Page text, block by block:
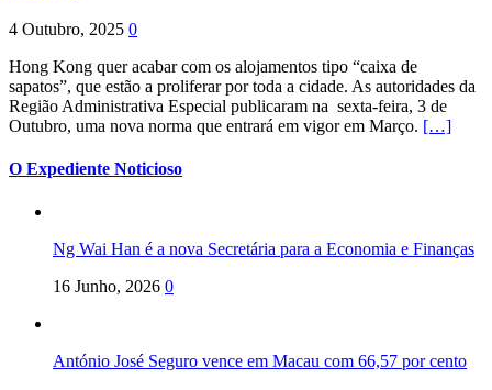
4 Outubro, 2025 0
Hong Kong quer acabar com os alojamentos tipo “caixa de
sapatos”, que estão a proliferar por toda a cidade. As autoridades da
Região Administrativa Especial publicaram na sexta-feira, 3 de
Outubro, uma nova norma que entrará em vigor em Março. […]
O Expediente Noticioso
Ng Wai Han é a nova Secretária para a Economia e Finanças
16 Junho, 2026 0
António José Seguro vence em Macau com 66,57 por cento